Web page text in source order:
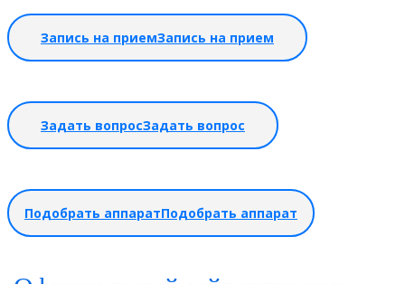
Запись на приемЗапись на прием
Задать вопросЗадать вопрос
Подобрать аппаратПодобрать аппарат